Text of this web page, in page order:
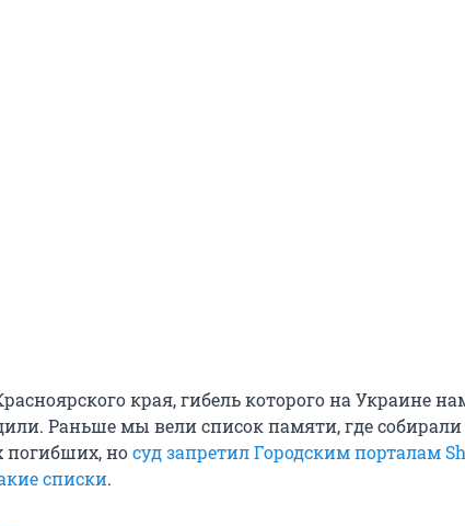
края, гибель которого на Украине
Раньше мы вели список памяти, где собирали
погибших, носуд запретил Городским порталам
списки.